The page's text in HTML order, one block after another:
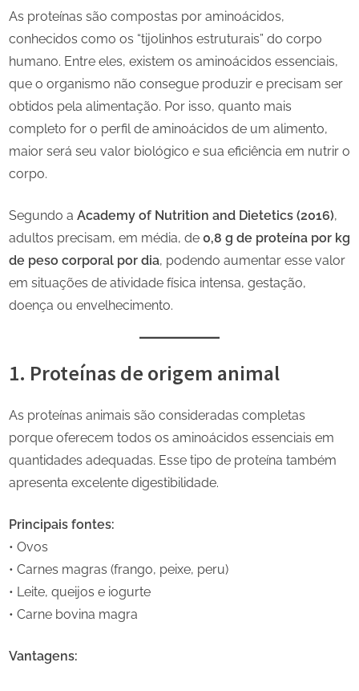
As proteínas são compostas por aminoácidos,
conhecidos como os “tijolinhos estruturais” do corpo
humano. Entre eles, existem os aminoácidos essenciais,
que o organismo não consegue produzir e precisam ser
obtidos pela alimentação. Por isso, quanto mais
completo for o perfil de aminoácidos de um alimento,
maior será seu valor biológico e sua eficiência em nutrir o
corpo.
Segundo a Academy of Nutrition and Dietetics (2016),
adultos precisam, em média, de 0,8 g de proteína por kg
de peso corporal por dia, podendo aumentar esse valor
em situações de atividade física intensa, gestação,
doença ou envelhecimento.
1. Proteínas de origem animal
As proteínas animais são consideradas completas
porque oferecem todos os aminoácidos essenciais em
quantidades adequadas. Esse tipo de proteína também
apresenta excelente digestibilidade.
Principais fontes:
• Ovos
• Carnes magras (frango, peixe, peru)
• Leite, queijos e iogurte
• Carne bovina magra
Vantagens: